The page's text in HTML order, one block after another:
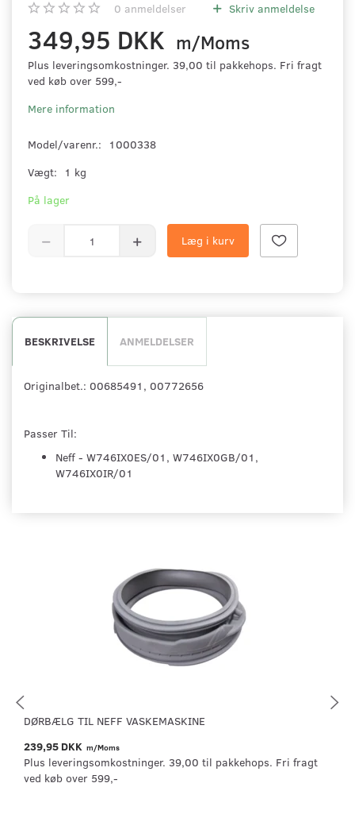
0 anmeldelser Skriv anmeldelse
349,95 DKK m/Moms
Plus leveringsomkostninger. 39,00 til pakkehops. Fri fragt
ved køb over 599,-
Mere information
Model/varenr.:
1000338
Vægt:
1 kg
På lager
Læg i kurv
BESKRIVELSE ANMELDELSER
Originalbet.: 00685491, 00772656
Passer Til:
Neff - W746IX0ES/01, W746IX0GB/01,
W746IX0IR/01
DØRBÆLG TIL NEFF VASKEMASKINE
239,95 DKK m/Moms
Plus leveringsomkostninger. 39,00 til pakkehops. Fri fragt
ved køb over 599,-